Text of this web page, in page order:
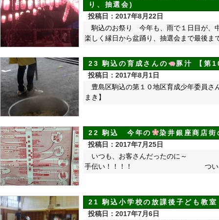
り、抽選会)
投稿日：2017年8月22日
駒込のお祭り 今年も、雨で１日目が、
楽しく縁日から盆踊り、抽選会まで最後ま
23 駒込の育成さんの
豚汁 【第
投稿日：2017年8月1日
豊島区駒込の第１０地区育成少年委員
まき】
22 駒込 今年の
染井銀座商店街
投稿日：2017年7月25日
いつも、お客さんだったの
手伝い！！！！ ついに、う
21 駒込小学校の放課後子ども教
投稿日：2017年7月6日